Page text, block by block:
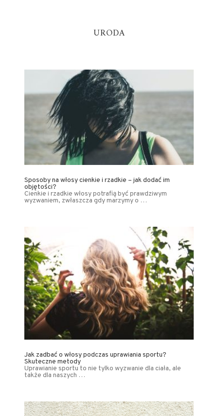
URODA
Sposoby na włosy cienkie i rzadkie – jak dodać im
objętości?
Cienkie i rzadkie włosy potrafią być prawdziwym
wyzwaniem, zwłaszcza gdy marzymy o …
Jak zadbać o włosy podczas uprawiania sportu?
Skuteczne metody
Uprawianie sportu to nie tylko wyzwanie dla ciała, ale
także dla naszych …